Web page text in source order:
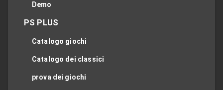
Demo
PS PLUS
Catalogo giochi
Catalogo dei classici
prova dei giochi